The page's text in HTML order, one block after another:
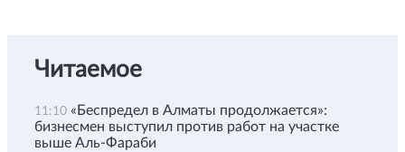
Читаемое
11:10 «Беспредел в Алматы продолжается»:
бизнесмен выступил против работ на участке
выше Аль-Фараби